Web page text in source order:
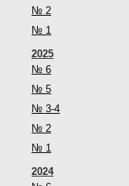
№ 2
№ 1
2025
№ 6
№ 5
№ 3-4
№ 2
№ 1
2024